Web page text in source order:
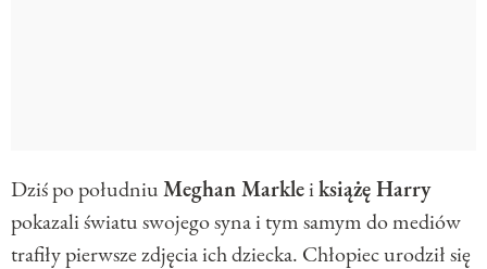
Dziś po południuMeghan Markleiksiążę Harry
pokazali światu swojego syna i tym samym do mediów
trafiły pierwsze zdjęcia ich dziecka. Chłopiec urodził się